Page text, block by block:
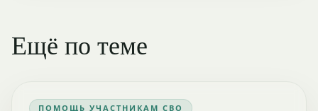
Ещё по теме
ПОМОЩЬ УЧАСТНИКАМ СВО